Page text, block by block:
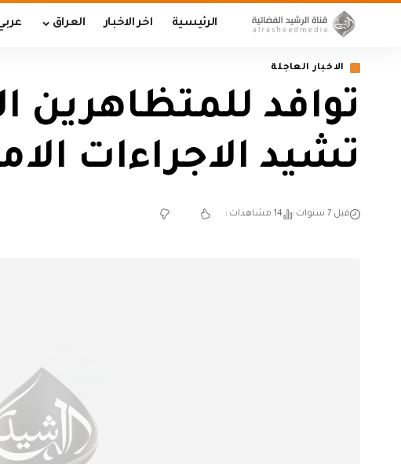
الرئيسية اخر الاخبار العراق
الاخبار العاجلة
توافد للمتظاهرين
تشيد الاجراءات
قبل 7 سنوات 14 مشاهدات